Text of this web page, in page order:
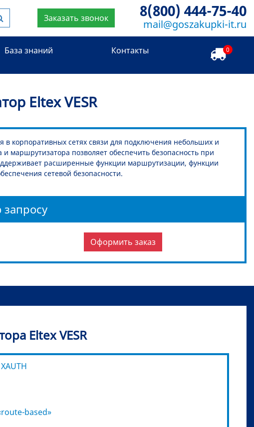
Заказать звонок 8(800) 444-75-40
mail@goszakupki-it.ru
0
База знаний Контакты
Eltex VESR
корпоративных сетях связи для подключения небольших и
маршрутизатора позволяет обеспечить безопасность при
расширенные функции маршрутизации, функции
сетевой безопасности.
Оформить заказ
Eltex VESR
based»